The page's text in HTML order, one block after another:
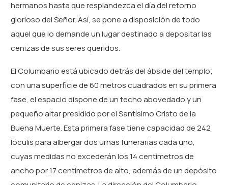
hermanos hasta que resplandezca el día del retorno
glorioso del Señor. Así, se pone a disposición de todo
aquel que lo demande un lugar destinado a depositar las
cenizas de sus seres queridos.
El Columbario está ubicado detrás del ábside del templo;
con una superficie de 60 metros cuadrados en su primera
fase, el espacio dispone de un techo abovedado y un
pequeño altar presidido por el Santísimo Cristo de la
Buena Muerte. Esta primera fase tiene capacidad de 242
lóculis para albergar dos urnas funerarias cada uno,
cuyas medidas no excederán los 14 centímetros de
ancho por 17 centímetros de alto, además de un depósito